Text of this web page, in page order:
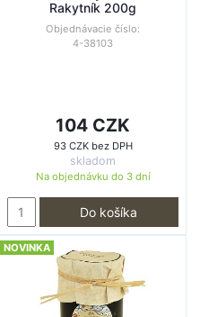
Rakytník 200g
Objednávacie číslo:
4-38103
104 CZK
93 CZK bez DPH
skladom
Na objednávku do 3 dní
Do košíka
NOVINKA